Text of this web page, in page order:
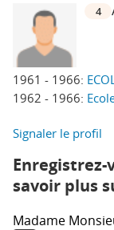
1961 - 1966:
1962 - 1966:
4
Signaler le profil
savoir plus
Madame